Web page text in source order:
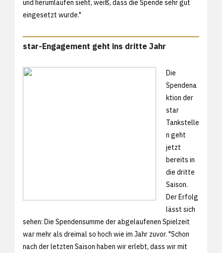
und herumlaufen sieht, weiß, dass die Spende sehr gut
eingesetzt wurde."
star-Engagement geht ins dritte Jahr
Die
Spendena
ktion der
star
Tankstelle
n geht
jetzt
bereits in
die dritte
Saison.
Der Erfolg
lässt sich
sehen: Die Spendensumme der abgelaufenen Spielzeit
war mehr als dreimal so hoch wie im Jahr zuvor. "Schon
nach der letzten Saison haben wir erlebt, dass wir mit